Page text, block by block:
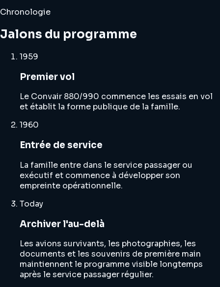
Chronologie
Jalons du programme
1959
Premier vol
Le Convair 880/990 commence les essais en vol
et établit la forme publique de la famille.
1960
Entrée de service
La famille entre dans le service passager ou
exécutif et commence à développer son
empreinte opérationnelle.
Today
Archiver l'au-delà
Les avions survivants, les photographies, les
documents et les souvenirs de première main
maintiennent le programme visible longtemps
après le service passager régulier.